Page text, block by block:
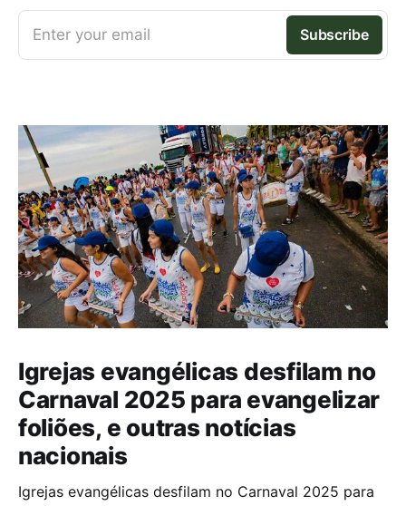
Enter your email Subscribe
Igrejas evangélicas desfilam no
Carnaval 2025 para evangelizar
foliões, e outras notícias
nacionais
Igrejas evangélicas desfilam no Carnaval 2025 para